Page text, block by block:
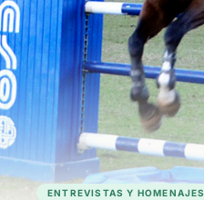
ENTREVISTAS Y HOMENAJES